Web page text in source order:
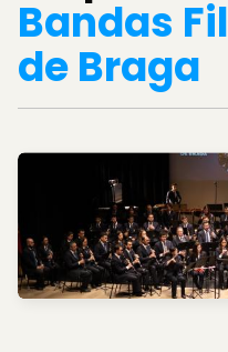
Bandas
de Braga